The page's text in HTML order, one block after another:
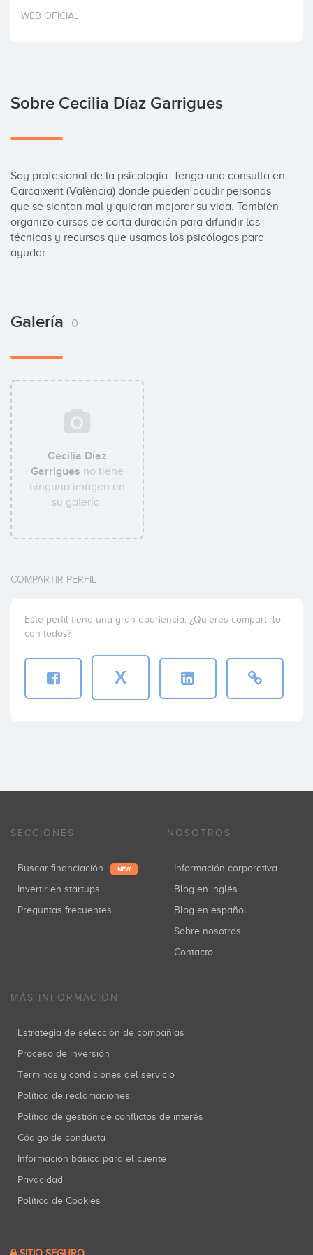
Invertir
WEB OFICIAL
Sobre Cecilia Díaz Garrigues
Soy profesional de la psicología. Tengo una consulta en
Carcaixent (València) donde pueden acudir personas
que se sientan mal y quieran mejorar su vida. También
organizo cursos de corta duración para difundir las
técnicas y recursos que usamos los psicólogos para
ayudar.
Galería 0
Cecilia Díaz
Garrigues no tiene
ninguna imágen en
su galería.
COMPARTIR PERFIL
Este perfil tiene una gran apariencia. ¿Quieres compartirlo
con todos?
X
SECCIONES
Buscar financiación NEW
Invertir en startups
Preguntas frecuentes
NOSOTROS
Información corporativa
Blog en inglés
Blog en español
Sobre nosotros
Contacto
MÁS INFORMACIÓN
Estrategia de selección de compañías
Proceso de inversión
Términos y condiciones del servicio
Política de reclamaciones
Política de gestión de conflictos de interés
Código de conducta
Información básica para el cliente
Privacidad
Política de Cookies